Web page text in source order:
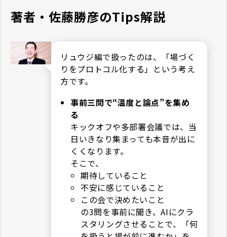
著者・佐藤勝彦のTips解説
リュウジ編で扱ったのは、「場づく
りをプロトコル化する」という考え
方です。
事前三問で“温度と論点”を集め
る
キックオフや多部署会議では、当
日いきなり集まっても本音が出に
くくなります。
そこで、
期待していること
不安に感じていること
この会で決めたいこと
の3問を事前に聞き、AIにクラ
スタリングさせることで、「何